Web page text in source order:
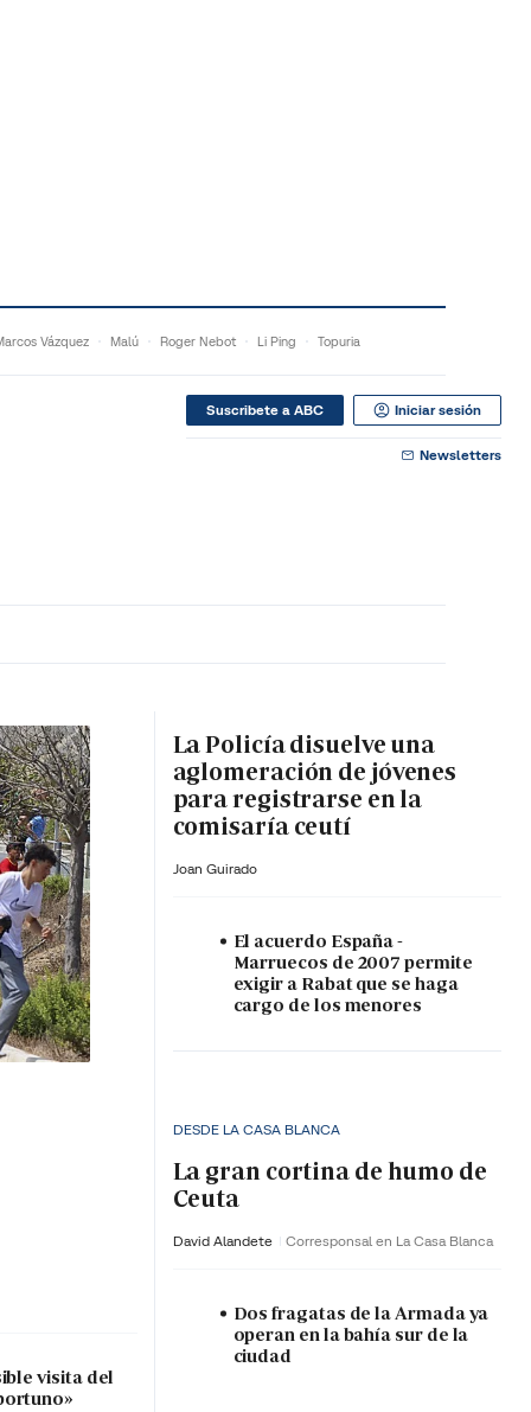
Vázquez Malú Roger Nebot Li Ping Topuria
Suscribete a ABC Iniciar sesión
Newsletters
visita del
La Policía disuelve una
aglomeración de jóvenes
para registrarse en la
comisaría ceutí
Joan Guirado
El acuerdo España -
Marruecos de 2007 permite
exigir a Rabat que se haga
cargo de los menores
DESDE LA CASA BLANCA
La gran cortina de humo de
Ceuta
David Alandete Corresponsal en La Casa Blanca
Dos fragatas de la Armada ya
operan en la bahía sur de la
ciudad